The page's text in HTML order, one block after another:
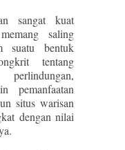
sangat kuat
saling
suatu bentuk
tentang
pemanfaatan
situs warisan
dengan nilai